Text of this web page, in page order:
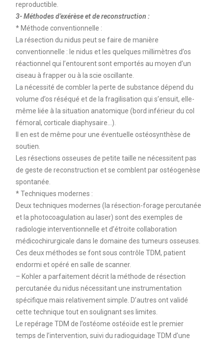
reproductible.
3- Méthodes d’exérèse et de reconstruction :
* Méthode conventionnelle :
La résection du nidus peut se faire de manière
conventionnelle : le nidus et les quelques millimètres d’os
réactionnel qui l’entourent sont emportés au moyen d’un
ciseau à frapper ou à la scie oscillante.
La nécessité de combler la perte de substance dépend du
volume d’os réséqué et de la fragilisation qui s’ensuit, elle-
même liée à la situation anatomique (bord inférieur du col
fémoral, corticale diaphysaire...).
Il en est de même pour une éventuelle ostéosynthèse de
soutien.
Les résections osseuses de petite taille ne nécessitent pas
de geste de reconstruction et se comblent par ostéogenèse
spontanée.
* Techniques modernes :
Deux techniques modernes (la résection-forage percutanée
et la photocoagulation au laser) sont des exemples de
radiologie interventionnelle et d’étroite collaboration
médicochirurgicale dans le domaine des tumeurs osseuses.
Ces deux méthodes se font sous contrôle TDM, patient
endormi et opéré en salle de scanner.
– Kohler a parfaitement décrit la méthode de résection
percutanée du nidus nécessitant une instrumentation
spécifique mais relativement simple. D’autres ont validé
cette technique tout en soulignant ses limites.
Le repérage TDM de l’ostéome ostéoïde est le premier
temps de l’intervention, suivi du radioguidage TDM d’une